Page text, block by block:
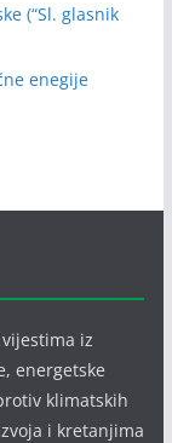
(“Sl. glasnik
enegije
iz
energetske
klimatskih
i kretanjima